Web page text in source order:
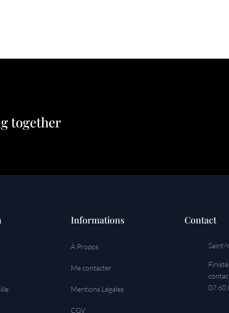
together
Informations
À Propos
Me contacter
Mentions Légales
CGV
Contact
Saint-
07 60